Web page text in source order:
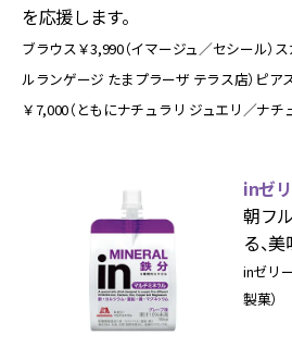
を応援します。
ブラウス￥3,990（イマージュ／セシール）
ルランゲージ たまプラーザ テラス店）ピア
￥7,000（ともにナチュラリ ジュエリ／ナチ
inゼ
朝フ
る、
inゼリ
製菓）